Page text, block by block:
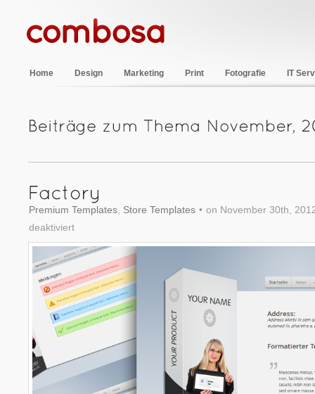
Home Design Marketing Print Fotografie IT
Premium Templates Store Templates • on November 30th,
deaktiviert